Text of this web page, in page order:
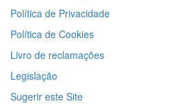
Política de Privacidade
Política de Cookies
Livro de reclamações
Legislação
Sugerir este Site